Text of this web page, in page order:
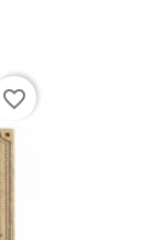
favorite_border